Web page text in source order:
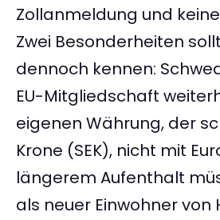
Zollanmeldung und
Zwei Besonderheiten
dennoch kennen:
EU-Mitgliedschaft
eigenen Währung, der
Krone (SEK), nicht mit
längerem Aufenthalt
als neuer Einwohner von